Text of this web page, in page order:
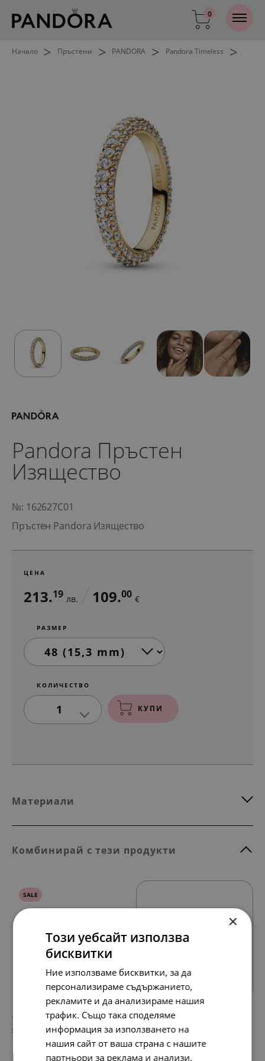
0
Начало > Пръстени > PANDORA > Pandora Timeless >
Pandora Пръстен
Изящество
№: 162627C01
Пръстен Pandora Изящество
ЦЕНА
213.19 лв. 109.00 €
РАЗМЕР
КОЛИЧЕСТВО
1 КУПИ
Материали
Комбинирай с тези продукти
SALE
148. 88.01 лв.
76. 45.00 €
×
Този уебсайт използва
бисквитки
Ние използваме бисквитки, за да
персонализираме съдържанието,
рекламите и да анализираме нашия
трафик. Също така споделяме
информация за използването на
нашия сайт от ваша страна с нашите
партньори за реклама и анализи,